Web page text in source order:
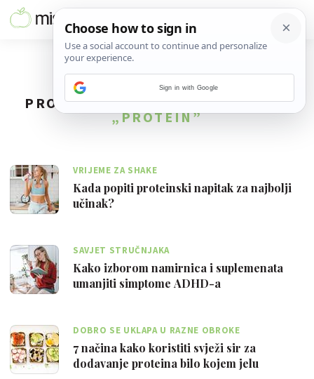
PRONAĐENO9REZULTATA ZA TAG
„PROTEIN”
VRIJEME ZA SHAKE
Kada popiti proteinski napitak za najbolji
učinak?
SAVJET STRUČNJAKA
Kako izborom namirnica i suplemenata
umanjiti simptome ADHD-a
DOBRO SE UKLAPA U RAZNE OBROKE
7 načina kako koristiti svježi sir za
dodavanje proteina bilo kojem jelu
Sign in with Google